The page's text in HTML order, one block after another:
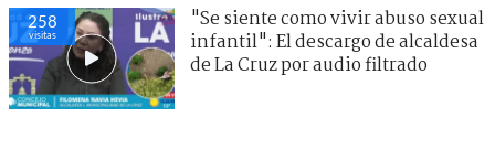
258
visitas
"Se siente como vivir abuso sexual
infantil": El descargo de alcaldesa
de La Cruz por audio filtrado